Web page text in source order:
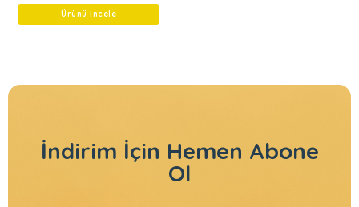
of
Ürünü İncele
İndirim İçin Hemen Abone
Ol